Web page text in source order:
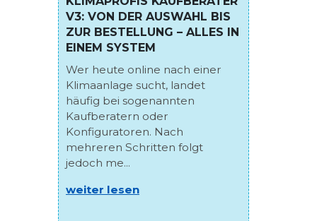
V3: VON DER AUSWAHL BIS
ZUR BESTELLUNG – ALLES IN
EINEM SYSTEM
Wer heute online nach einer
Klimaanlage sucht, landet
häufig bei sogenannten
Kaufberatern oder
Konfiguratoren. Nach
mehreren Schritten folgt
jedoch me...
weiter lesen